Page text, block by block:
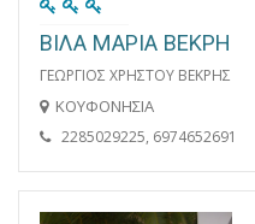
ΒΙΛΑ ΜΑΡΙΑ ΒΕΚΡΗ
ΓΕΩΡΓΙΟΣ ΧΡΗΣΤΟΥ ΒΕΚΡΗΣ
ΚΟΥΦΟΝΗΣΙΑ
2285029225, 6974652691